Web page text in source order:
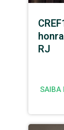
RJ
SAIBA